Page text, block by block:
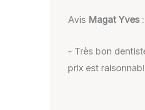
Avis Magat Yves:
- Très bon
prix est